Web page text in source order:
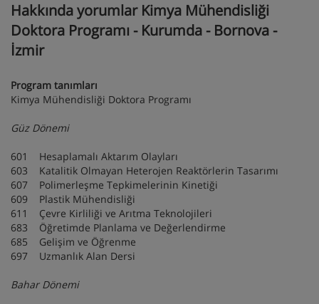
Hakkında yorumlar Kimya Mühendisliği
Doktora Programı - Kurumda - Bornova -
İzmir
Program tanımları
Kimya Mühendisliği Doktora Programı
Güz Dönemi
601 Hesaplamalı Aktarım Olayları
603 Katalitik Olmayan Heterojen Reaktörlerin Tasarımı
607 Polimerleşme Tepkimelerinin Kinetiği
609 Plastik Mühendisliği
611 Çevre Kirliliği ve Arıtma Teknolojileri
683 Öğretimde Planlama ve Değerlendirme
685 Gelişim ve Öğrenme
697 Uzmanlık Alan Dersi
Bahar Dönemi